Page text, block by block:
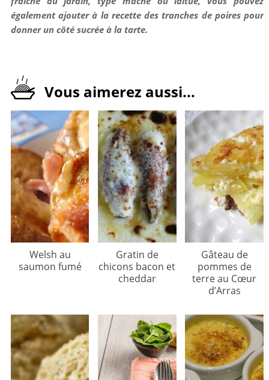
également ajouter à la recette des tranches de poires pour
donner un côté sucrée à la tarte.
Vous aimerez aussi...
Welsh au
saumon fumé
Gratin de
chicons bacon et
cheddar
Gâteau de
pommes de
terre au Cœur
d’Arras